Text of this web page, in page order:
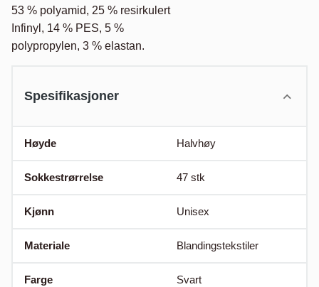
53 % polyamid, 25 % resirkulert
Infinyl, 14 % PES, 5 %
polypropylen, 3 % elastan.
Spesifikasjoner
Høyde Halvhøy
Sokkestrørrelse 47 stk
Kjønn Unisex
Materiale Blandingstekstiler
Farge Svart